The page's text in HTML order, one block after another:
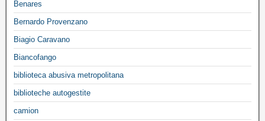
Benares
Bernardo Provenzano
Biagio Caravano
Biancofango
biblioteca abusiva metropolitana
biblioteche autogestite
camion